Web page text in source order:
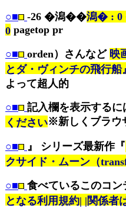
○■ -26 �潟��潟� :
0 pagetop pr
○■ orden）さんなど 映
とダ・ヴィンチの飛行船
よって超人的
○■ 記入欄を表示するに
ください※新しくブラウ
○■ 』 シリーズ最新作『
クサイド・ムーン（
○■ 食べているこのコン
となる利用規約| |関係者